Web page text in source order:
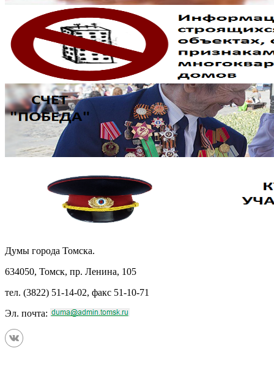
Думы города Томска.
634050, Томск, пр. Ленина, 105
тел. (3822) 51-14-02, факс 51-10-71
Эл. почта: